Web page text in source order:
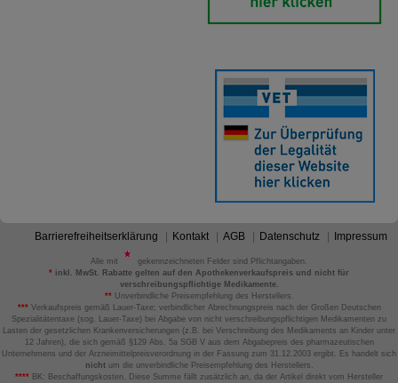
Barrierefreiheitserklärung Kontakt AGB Datenschutz Impressum
Alle mit
gekennzeichneten Felder sind Pflichtangaben.
* inkl. MwSt. Rabatte gelten auf den Apothekenverkaufspreis und nicht für
verschreibungspflichtige Medikamente.
**Unverbindliche Preisempfehlung des Herstellers.
***Verkaufspreis gemäß Lauer-Taxe; verbindlicher Abrechnungspreis nach der Großen Deutschen
Spezialitätentaxe (sog. Lauer-Taxe) bei Abgabe von nicht verschreibungspflichtigen Medikamenten zu
Lasten der gesetzlichen Krankenversicherungen (z.B. bei Verschreibung des Medikaments an Kinder unter
12 Jahren), die sich gemäß §129 Abs. 5a SGB V aus dem Abgabepreis des pharmazeutischen
Unternehmens und der Arzneimittelpreisverordnung in der Fassung zum 31.12.2003 ergibt. Es handelt sich
nichtum die unverbindliche Preisempfehlung des Herstellers.
**** BK: Beschaffungskosten. Diese Summe fällt zusätzlich an, da der Artikel direkt vom Hersteller